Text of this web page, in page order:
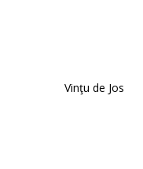
Vinţu de Jos